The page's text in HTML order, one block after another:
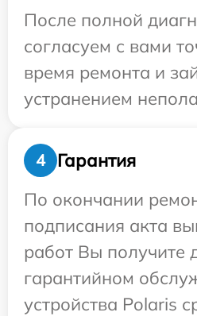
После полной
согласуем с вами
время ремонта и
устранением
4
Гарантия
По окончании
подписания акта
работ Вы получите
гарантийном
устройства Polaris